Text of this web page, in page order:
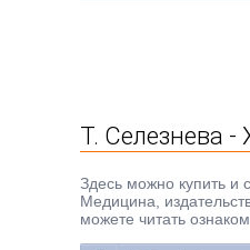
Т. Селезнева -
Здесь можно купить и
Медицина,
можете читать